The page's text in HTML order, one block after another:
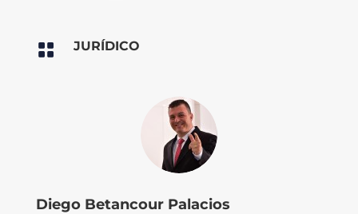
 JURÍDICO
Diego Betancour Palacios